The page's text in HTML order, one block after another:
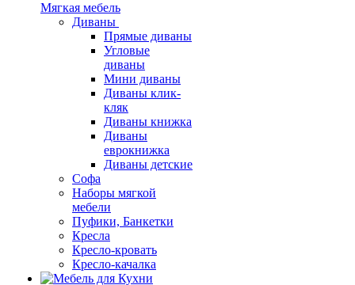
Мягкая мебель
Диваны
Прямые диваны
Угловые
диваны
Мини диваны
Диваны клик-
кляк
Диваны книжка
Диваны
еврокнижка
Диваны детские
Софа
Наборы мягкой
мебели
Пуфики, Банкетки
Кресла
Кресло-кровать
Кресло-качалка